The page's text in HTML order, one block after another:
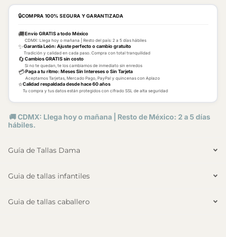
🔒COMPRA 100% SEGURA Y GARANTIZADA
🚚Envío GRATIS a todo México
CDMX: Llega hoy o mañana | Resto del país: 2 a 5 días hábiles
✨Garantía León: Ajuste perfecto o cambio gratuito
Tradición y calidad en cada paso. Compra con total tranquilidad
🔄Cambios GRATIS sin costo
Si no te quedan, te los cambiamos de inmediato sin enredos
💳Paga a tu ritmo: Meses Sin Intereses o Sin Tarjeta
Aceptamos Tarjetas, Mercado Pago, PayPal y quincenas con Aplazo
⭐Calidad respaldada desde hace 60 años
Tu compra y tus datos están protegidos con cifrado SSL de alta seguridad
🚚 CDMX: Llega hoy o mañana | Resto de México: 2 a 5 días
hábiles.
Guía de Tallas Dama
Guia de tallas infantiles
Guia de tallas caballero